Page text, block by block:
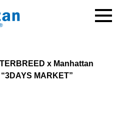
x Manhattan
MARKET”